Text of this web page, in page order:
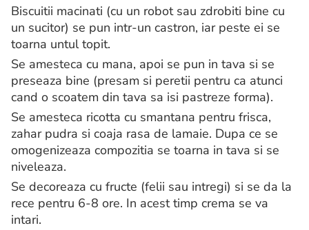
Biscuitii macinati (cu un robot sau zdrobiti bine cu
un sucitor) se pun intr-un castron, iar peste ei se
toarna untul topit.
Se amesteca cu mana, apoi se pun in tava si se
preseaza bine (presam si peretii pentru ca atunci
cand o scoatem din tava sa isi pastreze forma).
Se amesteca ricotta cu smantana pentru frisca,
zahar pudra si coaja rasa de lamaie. Dupa ce se
omogenizeaza compozitia se toarna in tava si se
niveleaza.
Se decoreaza cu fructe (felii sau intregi) si se da la
rece pentru 6-8 ore. In acest timp crema se va
intari.